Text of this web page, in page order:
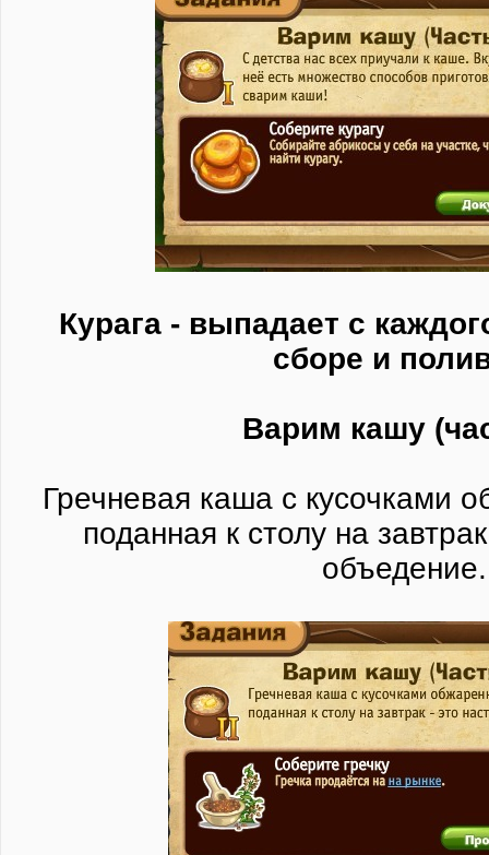
Курага - выпадает с
сборе и
Варим кашу
Гречневая каша с кусочками
поданная к столу на
объедение.